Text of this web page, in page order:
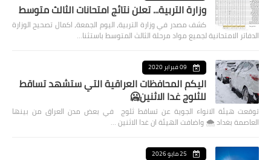
وزارة التربية... تعلن نتائج امتحانات الثالث متوسط
كشف مصدر في وزارة التربية، اليوم الجمعة، اكمال تصحيح الوزارة
الدفاتر الامتحانية لجميع مواد مرحلة الثالث المتوسط باستثنا…
09 فبراير 2020
اليكم المحافظات العراقية التي ستشهد تساقط
للثلوج غدا الاثنين🥶
توقعت هيئة الانواء الجوية عن تساقط ثلوج في بعض مدن العراق من بينها
العاصمة بغداد ⁦🌨️⁩ واضافت الهيئة ان غدا الاثنين …
25 مايو 2026